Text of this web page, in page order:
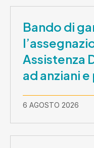
Bando di
Assistenza
ad anziani
2026-30
6 AGOSTO 2026